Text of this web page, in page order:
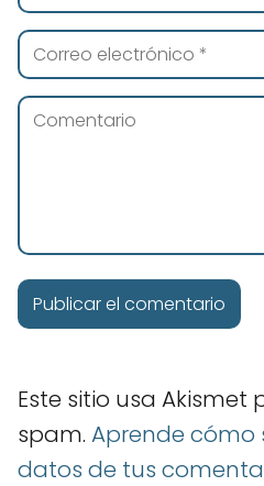
Este sitio usa Akismet
spam. Aprende cómo
datos de tus